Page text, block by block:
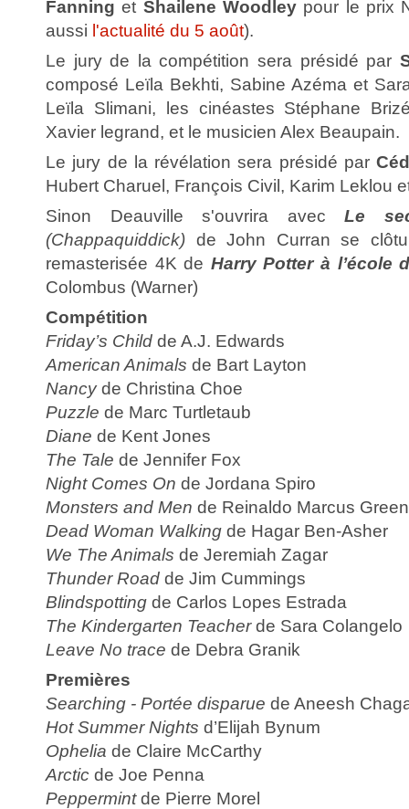
Fanning et Shailene Woodley pour le prix
aussi l'actualité du 5 août).
Le jury de la compétition sera présidé par
composé Leïla Bekhti, Sabine Azéma et
Leïla Slimani, les cinéastes Stéphane
Xavier legrand, et le musicien Alex Beaupain.
Le jury de la révélation sera présidé par
Hubert Charuel, François Civil, Karim Leklou
Sinon Deauville s'ouvrira avecLe
(Chappaquiddick) de John Curran se
remasterisée 4K de Harry Potter à l’école
Colombus (Warner)
Compétition
Friday’s Child de A.J. Edwards
American Animals de Bart Layton
Nancyde Christina Choe
Puzzle de Marc Turtletaub
Diane de Kent Jones
The Tale de Jennifer Fox
Night Comes On de Jordana Spiro
Monsters and Men de Reinaldo Marcus Green
Dead Woman Walking de Hagar Ben-Asher
We The Animals de Jeremiah Zagar
Thunder Road de Jim Cummings
Blindspotting de Carlos Lopes Estrada
The Kindergarten Teacherde Sara Colangelo
Leave No trace de Debra Granik
Premières
Searching - Portée disparue de Aneesh
Hot Summer Nights d’Elijah Bynum
Ophelia de Claire McCarthy
Arctic de Joe Penna
Peppermintde Pierre Morel